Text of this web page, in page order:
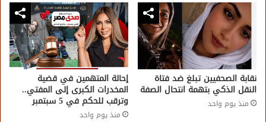
نقابة الصحفيين تبلغ ضد فتاة
النقل الذكي بتهمة انتحال الصفة
منذ يوم واحد
إحالة المتهمين في قضية
المخدرات الكبرى إلى المفتي..
وترقب للحكم في 5 سبتمبر
منذ يوم واحد